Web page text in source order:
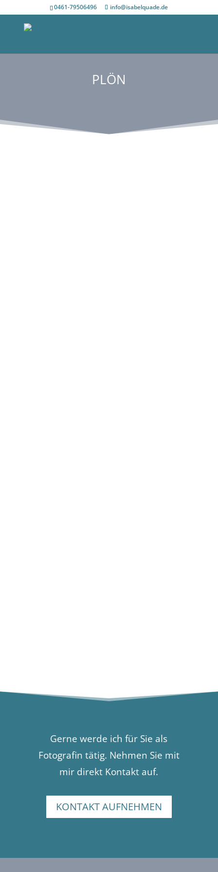
0461-79506496 info@isabelquade.de
PLÖN
Gerne werde ich für Sie als
Fotografin tätig. Nehmen Sie mit
mir direkt Kontakt auf.
KONTAKT AUFNEHMEN